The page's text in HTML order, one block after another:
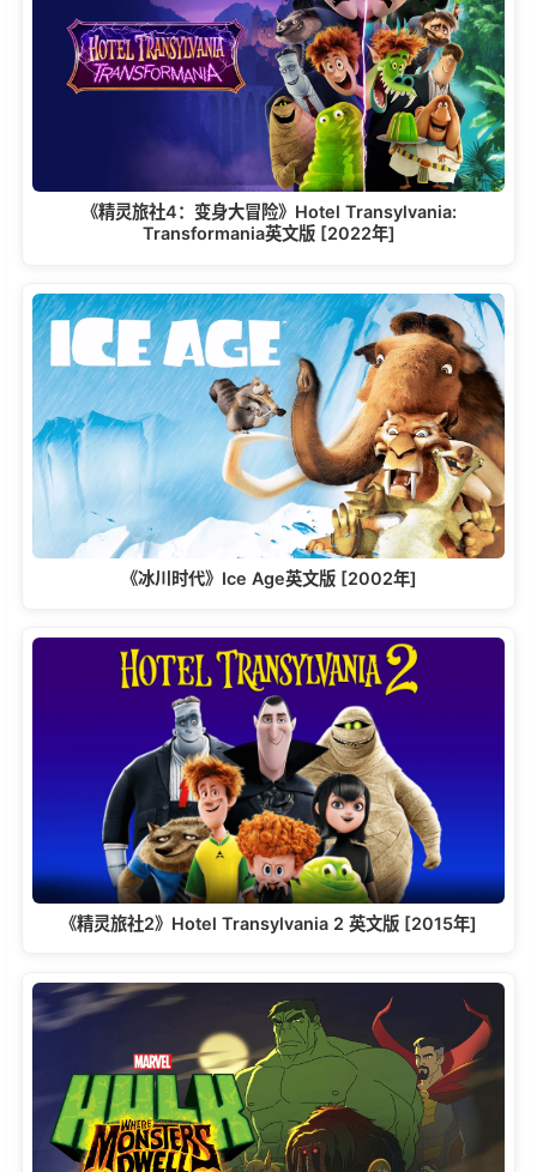
《精灵旅社4：变身大冒险》Hotel Transylvania:
Transformania英文版 [2022年]
《冰川时代》Ice Age英文版 [2002年]
《精灵旅社2》Hotel Transylvania 2 英文版 [2015年]